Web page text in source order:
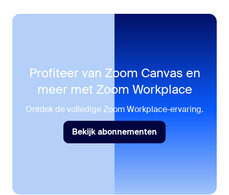
Profiteer van Zoom Canvas en
meer met Zoom Workplace
Ontdek de volledige Zoom Workplace-ervaring.
Bekijk abonnementen
Bekijk abonnementen